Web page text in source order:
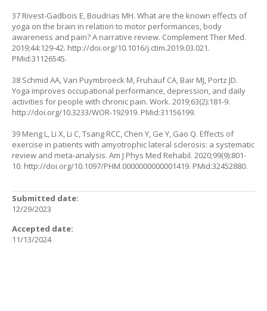
37 Rivest-Gadbois E, Boudrias MH. What are the known effects of
yoga on the brain in relation to motor performances, body
awareness and pain? A narrative review. Complement Ther Med.
2019;44:129-42. http://doi.org/10.1016/j.ctim.2019.03.021.
PMid:31126545.
38 Schmid AA, Van Puymbroeck M, Fruhauf CA, Bair MJ, Portz JD.
Yoga improves occupational performance, depression, and daily
activities for people with chronic pain. Work. 2019;63(2):181-9.
http://doi.org/10.3233/WOR-192919. PMid:31156199.
39 Meng L, Li X, Li C, Tsang RCC, Chen Y, Ge Y, Gao Q. Effects of
exercise in patients with amyotrophic lateral sclerosis: a systematic
review and meta-analysis. Am J Phys Med Rehabil. 2020;99(9):801-
10. http://doi.org/10.1097/PHM.0000000000001419. PMid:32452880.
Submitted date:
12/29/2023
Accepted date:
11/13/2024